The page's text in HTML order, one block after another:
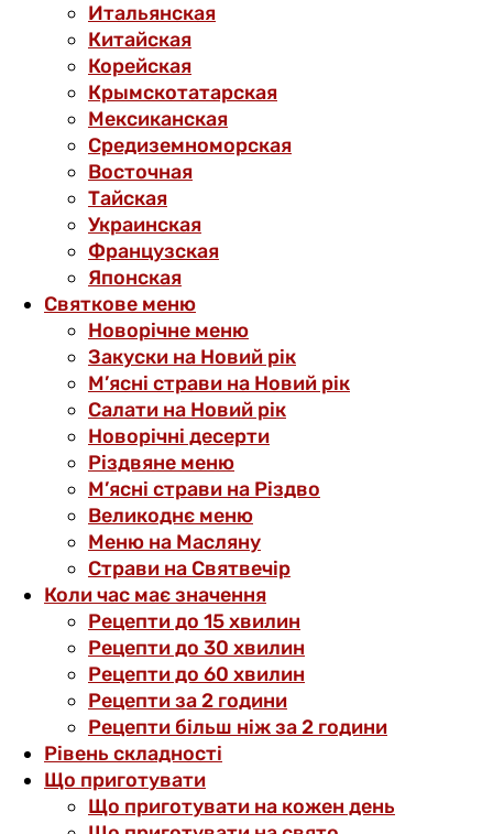
Итальянская
Китайская
Корейская
Крымскотатарская
Мексиканская
Средиземноморская
Восточная
Тайская
Украинская
Французская
Японская
Святкове меню
Новорічне меню
Закуски на Новий рік
М’ясні страви на Новий рік
Салати на Новий рік
Новорічні десерти
Різдвяне меню
М’ясні страви на Різдво
Великоднє меню
Меню на Масляну
Страви на Святвечір
Коли час має значення
Рецепти до 15 хвилин
Рецепти до 30 хвилин
Рецепти до 60 хвилин
Рецепти за 2 години
Рецепти більш ніж за 2 години
Рівень складності
Що приготувати
Що приготувати на кожен день